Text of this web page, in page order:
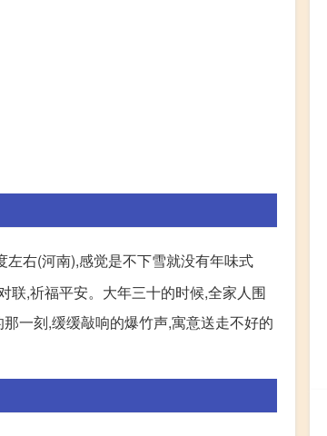
右(河南),感觉是不下雪就没有年味式
联,祈福平安。大年三十的时候,全家人围
一刻,缓缓敲响的爆竹声,寓意送走不好的